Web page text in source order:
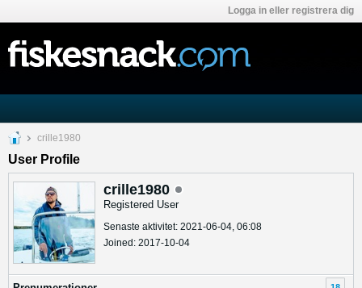
Logga in eller registrera dig
crille1980
User Profile
crille1980
Registered User
Senaste aktivitet: 2021-06-04, 06:08
Joined: 2017-10-04